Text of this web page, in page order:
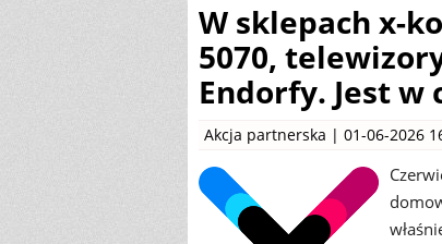
W sklepach x-
5070,
Endorfy. Jest
Akcja partnerska | 01-06-2026